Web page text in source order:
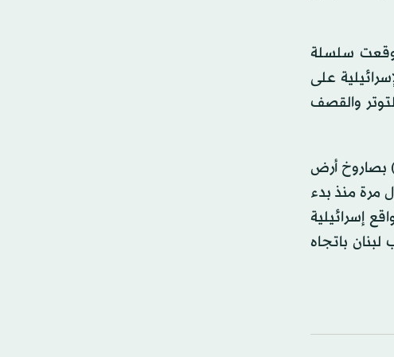
سلسلة
على
والقصف
بصاروخ أرض
مرة منذ بدء
إسرائيلية
باتجاه